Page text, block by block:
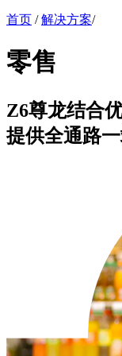
首页 / 解决方案/
零售
Z6尊龙结合
提供全通路